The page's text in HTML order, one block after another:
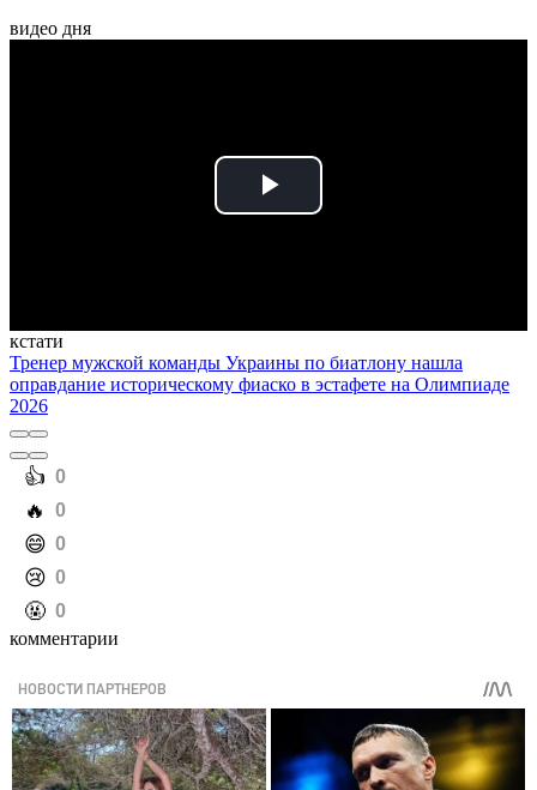
видео дня
Play
кстати
Тренер мужской команды Украины по биатлону нашла
оправдание историческому фиаско в эстафете на Олимпиаде
2026
️👍 0
️🔥 0
️😄 0
️😢 0
️🤬 0
комментарии